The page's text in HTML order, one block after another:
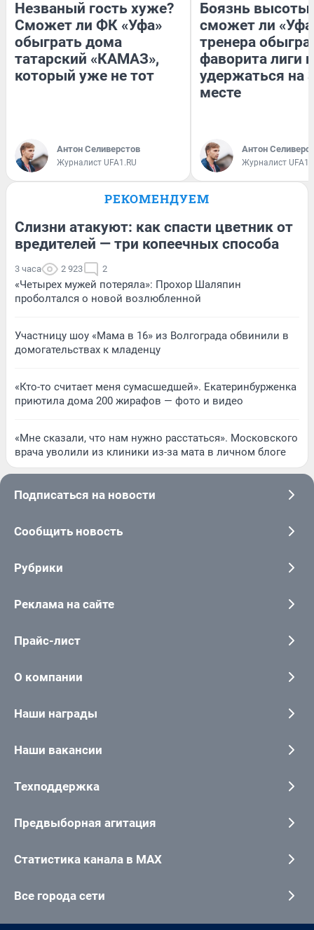
Незваный гость хуже?
Сможет ли ФК «Уфа»
обыграть дома
татарский «КАМАЗ»,
который уже не тот
Антон Селиверстов
Журналист UFA1.RU
Боязнь высоты:
сможет ли
тренера
фаворита лиги и
удержаться на
месте
Антон
Журналист
РЕКОМЕНДУЕМ
Слизни атакуют: как спасти цветник от
вредителей — три копеечных способа
3 часа 2 923 2
«Четырех мужей потеряла»: Прохор Шаляпин
проболтался о новой возлюбленной
Участницу шоу «Мама в 16» из Волгограда обвинили в
домогательствах к младенцу
«Кто-то считает меня сумасшедшей». Екатеринбурженка
приютила дома 200 жирафов — фото и видео
«Мне сказали, что нам нужно расстаться». Московского
врача уволили из клиники из-за мата в личном блоге
Подписаться на новости
Сообщить новость
Рубрики
Реклама на сайте
Прайс-лист
О компании
Наши награды
Наши вакансии
Техподдержка
Предвыборная агитация
Статистика канала в MAX
Все города сети